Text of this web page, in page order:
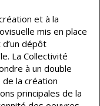
et à la
mis en place
dépôt
La Collectivité
à un double
la création
principales de la